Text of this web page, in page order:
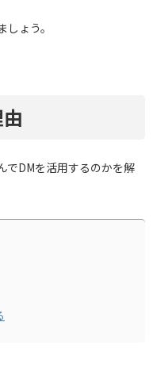
ょう。
でDMを活用するのかを解